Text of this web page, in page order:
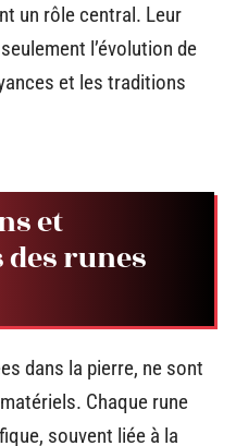
un rôle central. Leur
l’évolution de
et les traditions
et
runes
dans la pierre, ne sont
Chaque rune
souvent liée à la